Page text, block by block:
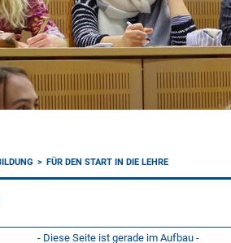
FÜR DEN START IN DIE LEHRE
- Diese Seite ist gerade im Aufbau -